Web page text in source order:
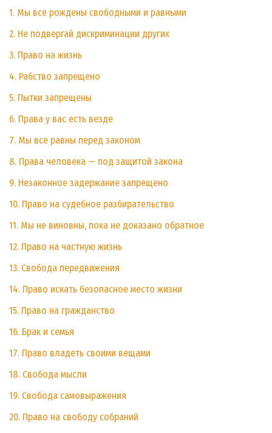
1. Мы все рождены свободными и равными
2. Не подвергай дискриминации других
3. Право на жизнь
4. Рабство запрещено
5. Пытки запрещены
6. Права у вас есть везде
7. Мы все равны перед законом
8. Права человека — под защитой закона
9. Незаконное задержание запрещено
10. Право на судебное разбирательство
11. Мы не виновны, пока не доказано обратное
12. Право на частную жизнь
13. Свобода передвижения
14. Право искать безопасное место жизни
15. Право на гражданство
16. Брак и семья
17. Право владеть своими вещами
18. Свобода мысли
19. Свобода самовыражения
20. Право на свободу собраний